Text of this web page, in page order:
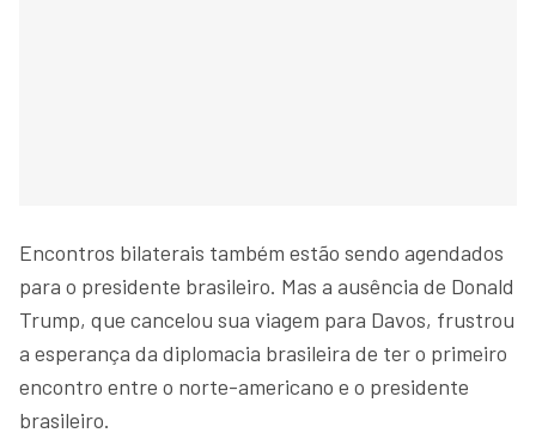
Encontros bilaterais também estão sendo agendados
para o presidente brasileiro. Mas a ausência de Donald
Trump, que cancelou sua viagem para Davos, frustrou
a esperança da diplomacia brasileira de ter o primeiro
encontro entre o norte-americano e o presidente
brasileiro.